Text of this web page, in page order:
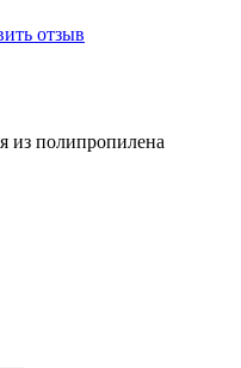
отзыв
из полипропилена